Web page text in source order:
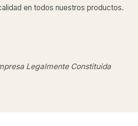
en todos nuestros productos.
Legalmente Constituida